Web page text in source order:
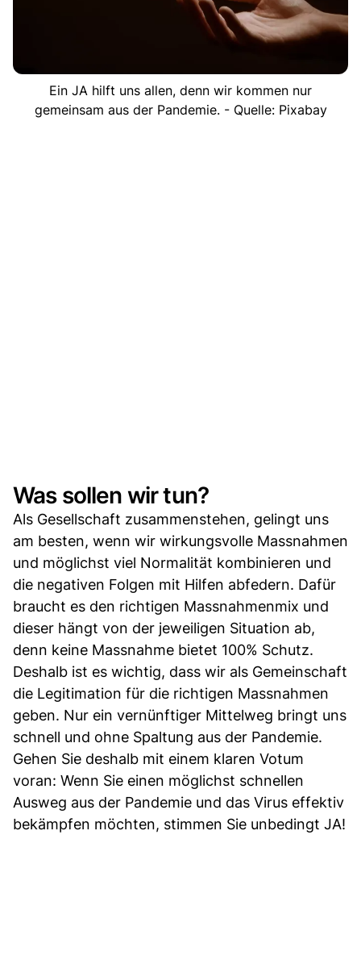
Ein JA hilft uns allen, denn wir kommen nur
gemeinsam aus der Pandemie. - Quelle: Pixabay
Was sollen wir tun?
Als Gesellschaft zusammenstehen, gelingt uns
am besten, wenn wir wirkungsvolle Massnahmen
und möglichst viel Normalität kombinieren und
die negativen Folgen mit Hilfen abfedern. Dafür
braucht es den richtigen Massnahmenmix und
dieser hängt von der jeweiligen Situation ab,
denn keine Massnahme bietet 100% Schutz.
Deshalb ist es wichtig, dass wir als Gemeinschaft
die Legitimation für die richtigen Massnahmen
geben. Nur ein vernünftiger Mittelweg bringt uns
schnell und ohne Spaltung aus der Pandemie.
Gehen Sie deshalb mit einem klaren Votum
voran: Wenn Sie einen möglichst schnellen
Ausweg aus der Pandemie und das Virus effektiv
bekämpfen möchten, stimmen Sie unbedingt JA!